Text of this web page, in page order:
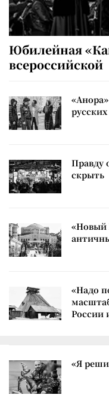
Юбилейная
всероссийской
русских
Правду
скрыть
«Новый
«Надо
России
«Я